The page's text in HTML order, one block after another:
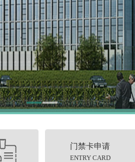
门禁卡申请
ENTRY CARD